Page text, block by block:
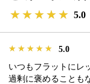
★★★★★
★★★★★
★★★★★ 5.0
★★★★★
★★★★★
★★★★★
5.0
いつもフラットにレ
過剰に褒めることも